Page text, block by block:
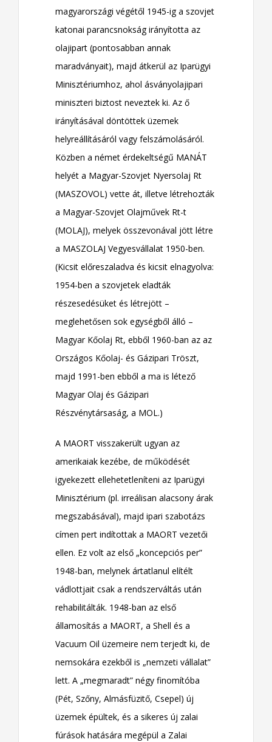
magyarországi végétől 1945-ig a szovjet
katonai parancsnokság irányította az
olajipart (pontosabban annak
maradványait), majd átkerül az Iparügyi
Minisztériumhoz, ahol ásványolajipari
miniszteri biztost neveztek ki. Az ő
irányításával döntöttek üzemek
helyreállításáról vagy felszámolásáról.
Közben a német érdekeltségű MANÁT
helyét a Magyar-Szovjet Nyersolaj Rt
(MASZOVOL) vette át, illetve létrehozták
a Magyar-Szovjet Olajművek Rt-t
(MOLAJ), melyek összevonával jött létre
a MASZOLAJ Vegyesvállalat 1950-ben.
(Kicsit előreszaladva és kicsit elnagyolva:
1954-ben a szovjetek eladták
részesedésüket és létrejött –
meglehetősen sok egységből álló –
Magyar Kőolaj Rt, ebből 1960-ban az az
Országos Kőolaj- és Gázipari Tröszt,
majd 1991-ben ebből a ma is létező
Magyar Olaj és Gázipari
Részvénytársaság, a MOL.)
A MAORT visszakerült ugyan az
amerikaiak kezébe, de működését
igyekezett ellehetetleníteni az Iparügyi
Minisztérium (pl. irreálisan alacsony árak
megszabásával), majd ipari szabotázs
címen pert indítottak a MAORT vezetői
ellen. Ez volt az első „koncepciós per”
1948-ban, melynek ártatlanul elítélt
vádlottjait csak a rendszerváltás után
rehabilitálták. 1948-ban az első
államosítás a MAORT, a Shell és a
Vacuum Oil üzemeire nem terjedt ki, de
nemsokára ezekből is „nemzeti vállalat”
lett. A „megmaradt” négy finomítóba
(Pét, Szőny, Almásfüzitő, Csepel) új
üzemek épültek, és a sikeres új zalai
fúrások hatására megépül a Zalai